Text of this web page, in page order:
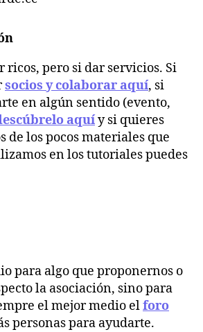
ricos, pero si dar servicios. Si
socios y colaborar aquí, si
en algún sentido (evento,
aquíy si quieres
de los pocos materiales que
en los tutoriales puedes
para algo que proponernos o
la asociación, sino para
el mejor medio elforo
personas para ayudarte.